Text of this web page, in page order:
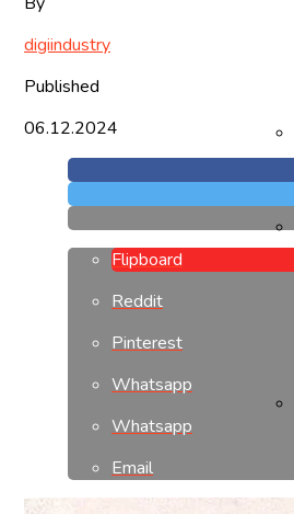
digiindustry
Published
06.12.2024
Flipboard
Reddit
Pinterest
Whatsapp
Whatsapp
Email